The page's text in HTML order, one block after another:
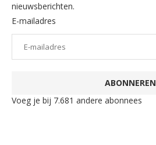
nieuwsberichten.
E-mailadres
ABONNEREN
Voeg je bij 7.681 andere abonnees